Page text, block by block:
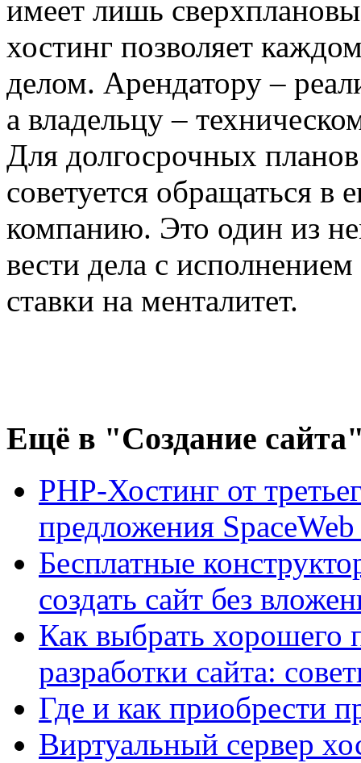
имеет лишь
хостинг позволяет
делом. Арендатору –
а владельцу –
Для долгосрочных
советуется обращаться в
компанию. Это один из
вести дела с
ставки на менталитет.
Ещё в "Создание
PHP-Хостинг от
предложения
Бесплатные
создать сайт без
Как выбрать хорошего
разработки сайта:
Где и как приобрести
Виртуальный сервер